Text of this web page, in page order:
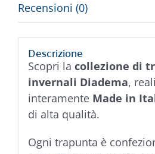
Recensioni (0)
Descrizione
Scopri la collezione di
invernali Diadema,
interamente Made in
di alta qualità.
Ogni trapunta è